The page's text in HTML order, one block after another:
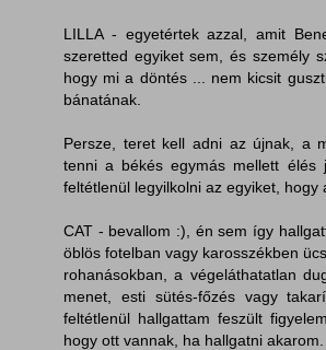
LILLA - egyetértek azzal, amit
szeretted egyiket sem, és személy
hogy mi a döntés ... nem kicsit
bánatának.
Persze, teret kell adni az újnak, a
tenni a békés egymás mellett élés
feltétlenül legyilkolni az egyiket, hogy
CAT - bevallom :), én sem így
öblös fotelban vagy karosszékben
rohanásokban, a végeláthatatlan
menet, esti sütés-főzés vagy
feltétlenül hallgattam feszült
hogy ott vannak, ha hallgatni akarom.